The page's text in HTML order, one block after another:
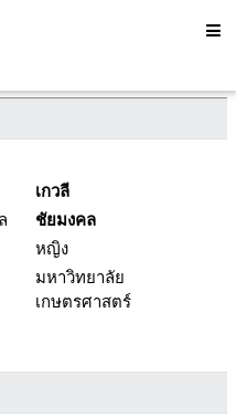
เกวลี
ชัยมงคล
หญิง
มหาวิทยาลัย
เกษตรศาสตร์